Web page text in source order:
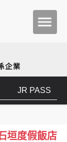
JR PASS
垣度假飯店